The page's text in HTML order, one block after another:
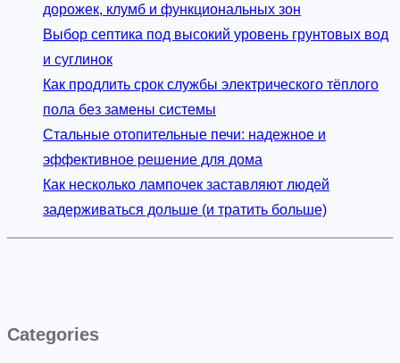
дорожек, клумб и функциональных зон
Выбор септика под высокий уровень грунтовых вод
и суглинок
Как продлить срок службы электрического тёплого
пола без замены системы
Стальные отопительные печи: надежное и
эффективное решение для дома
Как несколько лампочек заставляют людей
задерживаться дольше (и тратить больше)
Categories